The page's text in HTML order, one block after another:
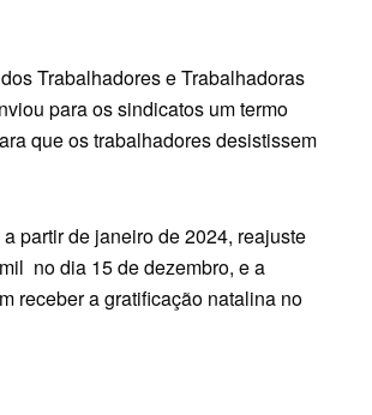
Trabalhadores e Trabalhadoras
para os sindicatos um termo
que os trabalhadores desistissem
partir de janeiro de 2024, reajuste
no dia 15 de dezembro, e a
receber a gratificação natalina no